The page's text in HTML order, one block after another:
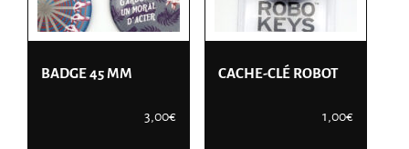
BADGE 45 MM
3,00€
CACHE-CLÉ ROBOT
1,00€